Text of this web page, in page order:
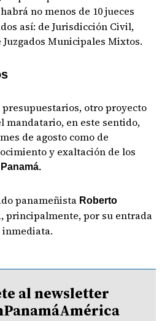
habrá no menos de 10 jueces
así: de Jurisdicción Civil,
Municipales Mixtos.
otro proyecto
mandatario, en este sentido,
de agosto como de
y exaltación de los
panameñista Roberto
principalmente, por su entrada
inmediata.
al newsletter